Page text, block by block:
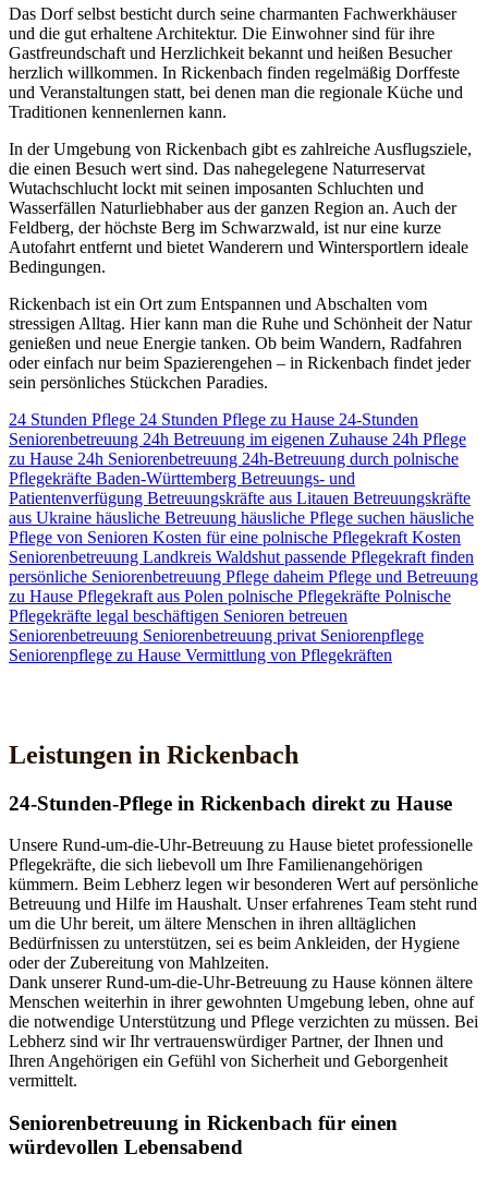
Das Dorf selbst besticht durch seine charmanten Fachwerkhäuser
und die gut erhaltene Architektur. Die Einwohner sind für ihre
Gastfreundschaft und Herzlichkeit bekannt und heißen Besucher
herzlich willkommen. In Rickenbach finden regelmäßig Dorffeste
und Veranstaltungen statt, bei denen man die regionale Küche und
Traditionen kennenlernen kann.
In der Umgebung von Rickenbach gibt es zahlreiche Ausflugsziele,
die einen Besuch wert sind. Das nahegelegene Naturreservat
Wutachschlucht lockt mit seinen imposanten Schluchten und
Wasserfällen Naturliebhaber aus der ganzen Region an. Auch der
Feldberg, der höchste Berg im Schwarzwald, ist nur eine kurze
Autofahrt entfernt und bietet Wanderern und Wintersportlern ideale
Bedingungen.
Rickenbach ist ein Ort zum Entspannen und Abschalten vom
stressigen Alltag. Hier kann man die Ruhe und Schönheit der Natur
genießen und neue Energie tanken. Ob beim Wandern, Radfahren
oder einfach nur beim Spazierengehen – in Rickenbach findet jeder
sein persönliches Stückchen Paradies.
24 Stunden Pflege 24 Stunden Pflege zu Hause 24-Stunden
Seniorenbetreuung 24h Betreuung im eigenen Zuhause 24h Pflege
zu Hause 24h Seniorenbetreuung 24h-Betreuung durch polnische
Pflegekräfte Baden-Württemberg Betreuungs- und
Patientenverfügung Betreuungskräfte aus Litauen Betreuungskräfte
aus Ukraine häusliche Betreuung häusliche Pflege suchen häusliche
Pflege von Senioren Kosten für eine polnische Pflegekraft Kosten
Seniorenbetreuung Landkreis Waldshut passende Pflegekraft finden
persönliche Seniorenbetreuung Pflege daheim Pflege und Betreuung
zu Hause Pflegekraft aus Polen polnische Pflegekräfte Polnische
Pflegekräfte legal beschäftigen Senioren betreuen
Seniorenbetreuung Seniorenbetreuung privat Seniorenpflege
Seniorenpflege zu Hause Vermittlung von Pflegekräften
Leistungen in Rickenbach
24-Stunden-Pflege in Rickenbach direkt zu Hause
Unsere Rund-um-die-Uhr-Betreuung zu Hause bietet professionelle
Pflegekräfte, die sich liebevoll um Ihre Familienangehörigen
kümmern. Beim Lebherz legen wir besonderen Wert auf persönliche
Betreuung und Hilfe im Haushalt. Unser erfahrenes Team steht rund
um die Uhr bereit, um ältere Menschen in ihren alltäglichen
Bedürfnissen zu unterstützen, sei es beim Ankleiden, der Hygiene
oder der Zubereitung von Mahlzeiten.
Dank unserer Rund-um-die-Uhr-Betreuung zu Hause können ältere
Menschen weiterhin in ihrer gewohnten Umgebung leben, ohne auf
die notwendige Unterstützung und Pflege verzichten zu müssen. Bei
Lebherz sind wir Ihr vertrauenswürdiger Partner, der Ihnen und
Ihren Angehörigen ein Gefühl von Sicherheit und Geborgenheit
vermittelt.
Senioren­betreuung in Rickenbach für einen
würdevollen Lebensabend